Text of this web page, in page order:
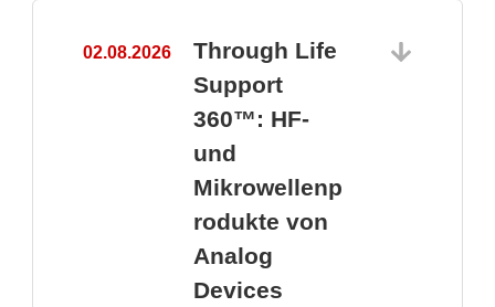
02.08.2026
Through Life
Support
360™: HF-
und
Mikrowellenp
rodukte von
Analog
Devices